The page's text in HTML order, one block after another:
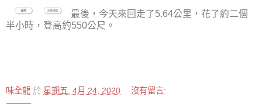
最後，今天來回走了5.64公里，花了約二個
半小時，登高約550公尺。
味全龍 於 星期五, 4月 24, 2020 沒有留言: